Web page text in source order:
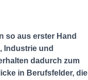
so aus erster Hand
Industrie und
dadurch zum
in Berufsfelder, die